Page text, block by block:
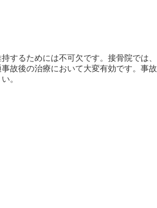
するためには不可欠です。接骨院では、
故後の治療において大変有効です。事故
。